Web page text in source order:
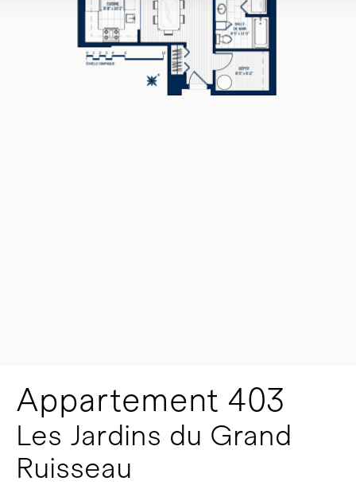
Appartement 403
Les Jardins du Grand
Ruisseau